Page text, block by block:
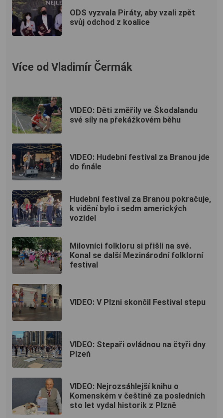
ODS vyzvala Piráty, aby vzali zpět
svůj odchod z koalice
Více od Vladimír Čermák
VIDEO: Děti změřily ve Škodalandu
své síly na překážkovém běhu
VIDEO: Hudební festival za Branou jde
do finále
Hudební festival za Branou pokračuje,
k vidění bylo i sedm amerických
vozidel
Milovníci folkloru si přišli na své.
Konal se další Mezinárodní folklorní
festival
VIDEO: V Plzni skončil Festival stepu
VIDEO: Stepaři ovládnou na čtyři dny
Plzeň
VIDEO: Nejrozsáhlejší knihu o
Komenském v češtině za posledních
sto let vydal historik z Plzně